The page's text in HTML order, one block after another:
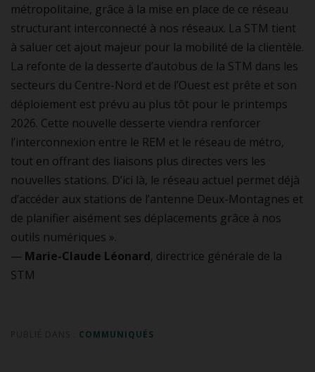
métropolitaine, grâce à la mise en place de ce réseau
structurant interconnecté à nos réseaux. La STM tient
à saluer cet ajout majeur pour la mobilité de la clientèle.
La refonte de la desserte d’autobus de la STM dans les
secteurs du Centre-Nord et de l’Ouest est prête et son
déploiement est prévu au plus tôt pour le printemps
2026. Cette nouvelle desserte viendra renforcer
l’interconnexion entre le REM et le réseau de métro,
tout en offrant des liaisons plus directes vers les
nouvelles stations. D’ici là, le réseau actuel permet déjà
d’accéder aux stations de l’antenne Deux-Montagnes et
de planifier aisément ses déplacements grâce à nos
outils numériques ».
— Marie-Claude Léonard, directrice générale de la
STM
COMMUNIQUÉS